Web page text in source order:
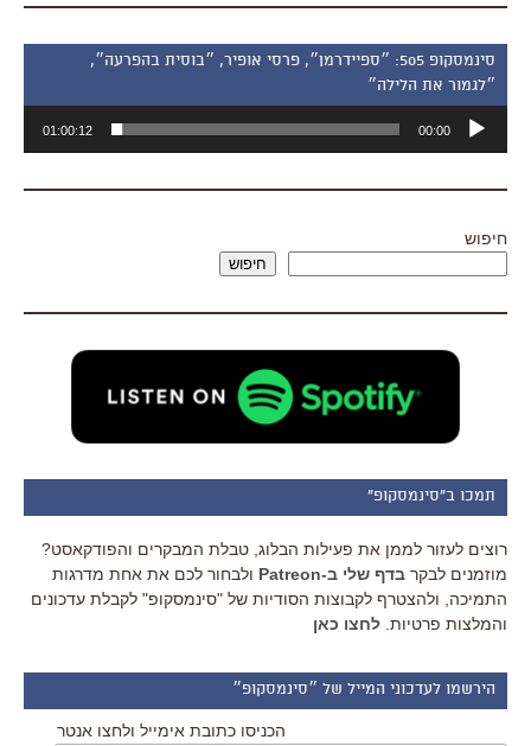
סינמסקופ 505: ״ספיידרמן״, פרסי אופיר, ״בוסית בהפרעה״,
״לגמור את הלילה״
אודיו
00:00
01:00:12
חיפוש
חיפוש
תמכו ב"סינמסקופ"
רוצים לעזור לממן את פעילות הבלוג, טבלת המבקרים והפודקאסט?
מוזמנים לבקר בדף שלי ב-Patreon
ולבחור לכם את אחת מדרגות
התמיכה, ולהצטרף לקבוצות הסודיות של "סינמסקופ" לקבלת עדכונים
והמלצות פרטיות. לחצו כאן
הירשמו לעדכוני המייל של ״סינמסקופ״
הכניסו כתובת אימייל ולחצו אנטר